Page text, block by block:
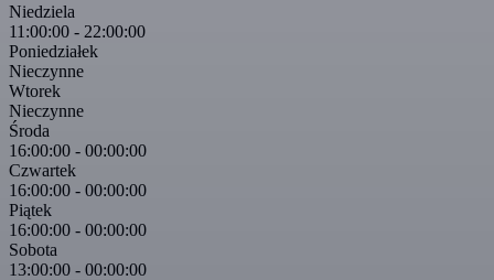
Niedziela
11:00:00 - 22:00:00
Poniedziałek
Nieczynne
Wtorek
Nieczynne
Środa
16:00:00 - 00:00:00
Czwartek
16:00:00 - 00:00:00
Piątek
16:00:00 - 00:00:00
Sobota
13:00:00 - 00:00:00